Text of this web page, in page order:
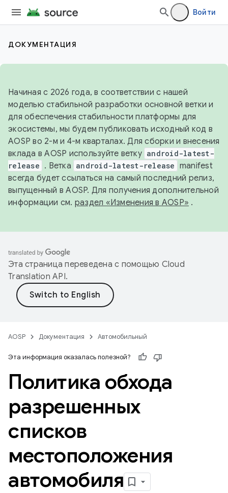
Войти
ДОКУМЕНТАЦИЯ
Начиная с 2026 года, в соответствии с нашей
моделью стабильной разработки основной ветки и
для обеспечения стабильности платформы для
экосистемы, мы будем публиковать исходный код в
AOSP во 2-м и 4-м кварталах. Для сборки и внесения
вклада в AOSP используйте ветку android-latest-
release . Ветка android-latest-release manifest
всегда будет ссылаться на самый последний релиз,
выпущенный в AOSP. Для получения дополнительной
информации см. раздел «Изменения в AOSP» .
Эта страница переведена с помощью Cloud
Translation API.
AOSP Документация Автомобильный
Эта информация оказалась полезной?
Политика обхода
разрешенных
списков
местоположения
автомобиля